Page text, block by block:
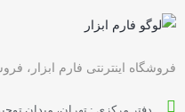
فروشگاه اینترنتی فارم ابزار،